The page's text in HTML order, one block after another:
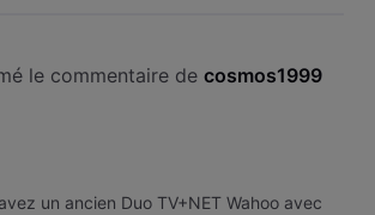
le commentaire de cosmos1999
un ancien Duo TV+NET Wahoo avec